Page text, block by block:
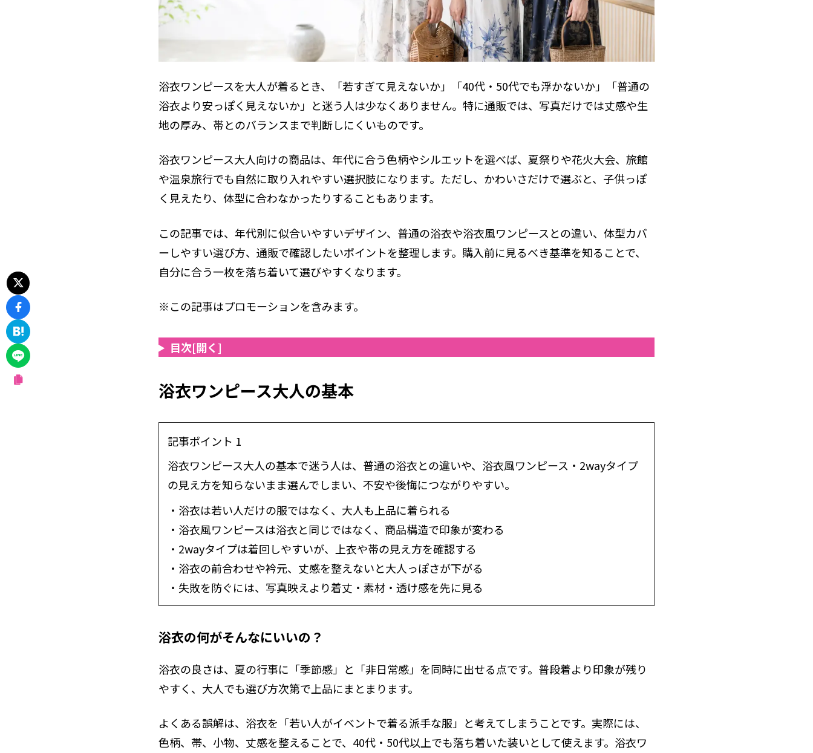
浴衣ワンピースを大人が着るとき、「若すぎて見えないか」「40代・50代でも浮かないか」「普通の
浴衣より安っぽく見えないか」と迷う人は少なくありません。特に通販では、写真だけでは丈感や生
地の厚み、帯とのバランスまで判断しにくいものです。
浴衣ワンピース大人向けの商品は、年代に合う色柄やシルエットを選べば、夏祭りや花火大会、旅館
や温泉旅行でも自然に取り入れやすい選択肢になります。ただし、かわいさだけで選ぶと、子供っぽ
く見えたり、体型に合わなかったりすることもあります。
この記事では、年代別に似合いやすいデザイン、普通の浴衣や浴衣風ワンピースとの違い、体型カバ
ーしやすい選び方、通販で確認したいポイントを整理します。購入前に見るべき基準を知ることで、
自分に合う一枚を落ち着いて選びやすくなります。
※この記事はプロモーションを含みます。
目次[開く]
浴衣ワンピース大人の基本
記事ポイント 1
浴衣ワンピース大人の基本で迷う人は、普通の浴衣との違いや、浴衣風ワンピース・2wayタイプ
の見え方を知らないまま選んでしまい、不安や後悔につながりやすい。
・浴衣は若い人だけの服ではなく、大人も上品に着られる
・浴衣風ワンピースは浴衣と同じではなく、商品構造で印象が変わる
・2wayタイプは着回しやすいが、上衣や帯の見え方を確認する
・浴衣の前合わせや衿元、丈感を整えないと大人っぽさが下がる
・失敗を防ぐには、写真映えより着丈・素材・透け感を先に見る
浴衣の何がそんなにいいの？
浴衣の良さは、夏の行事に「季節感」と「非日常感」を同時に出せる点です。普段着より印象が残り
やすく、大人でも選び方次第で上品にまとまります。
よくある誤解は、浴衣を「若い人がイベントで着る派手な服」と考えてしまうことです。実際には、
色柄、帯、小物、丈感を整えることで、40代・50代以上でも落ち着いた装いとして使えます。浴衣ワ
若作りに見せない選び方
体型カバーしやすい選び方
2.5.1 気になる部分別の選び方
2.6 購入前に確認したい品質表示と洗濯表示
2.7 浴衣ワンピース大人のまとめ
2.7.1 大人が安心して選ぶ基準